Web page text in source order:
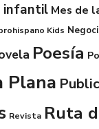
infantil Mes de
Kids
Poesía
Plana
Revista Ruta